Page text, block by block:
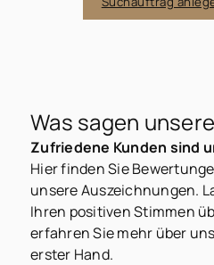
Was sagen
Zufriedene Kunden sind
Hier finden Sie
unsere Auszeichnungen.
Ihren positiven Stimmen
erfahren Sie mehr über
erster Hand.